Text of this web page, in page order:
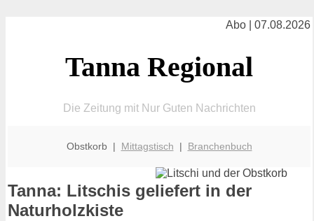
Abo | 07.08.2026
Tanna Regional
Die Zeitung mit Nur Guten Nachrichten
Obstkorb | Mittagstisch | Branchenbuch
Tanna: Litschis geliefert in der
Naturholzkiste